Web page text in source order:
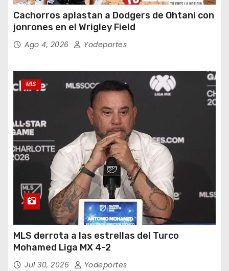
Cachorros aplastan a Dodgers de Ohtani con
jonrones en el Wrigley Field
Ago 4, 2026 Yodeportes
MLS
MLS derrota a las estrellas del Turco
Mohamed Liga MX 4-2
Jul 30, 2026 Yodeportes